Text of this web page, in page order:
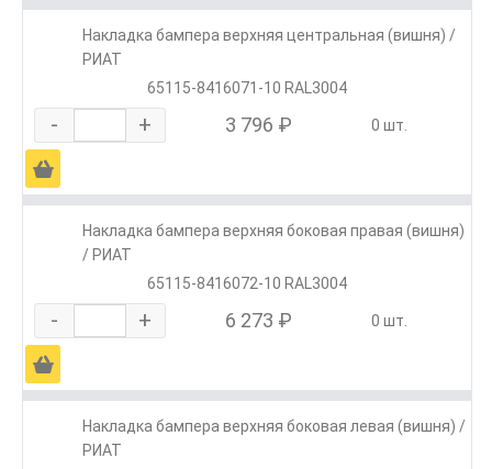
Накладка бампера верхняя центральная (вишня) /
РИАТ
65115-8416071-10 RAL3004
- + 3 796 ₽ 0 шт.
Ä
Накладка бампера верхняя боковая правая (вишня)
/ РИАТ
65115-8416072-10 RAL3004
- + 6 273 ₽ 0 шт.
Ä
Накладка бампера верхняя боковая левая (вишня) /
РИАТ